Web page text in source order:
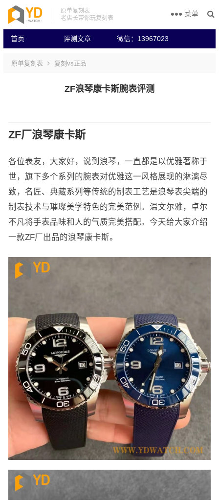
原单复刻表
老店长带你玩复刻表
首页 评测文章 微信：13967023
菜单
原单复刻表 复刻vs正品
ZF浪琴康卡斯腕表评测
ZF厂浪琴康卡斯
各位表友，大家好，说到浪琴，一直都是以优雅著称于
世，旗下多个系列的腕表对优雅这一风格展现的淋漓尽
致，名匠、典藏系列等传统的制表工艺是浪琴表尖端的
制表技术与璀璨美学特色的完美范例。温文尔雅，卓尔
不凡将手表品味和人的气质完美搭配。今天给大家介绍
一款ZF厂出品的浪琴康卡斯。